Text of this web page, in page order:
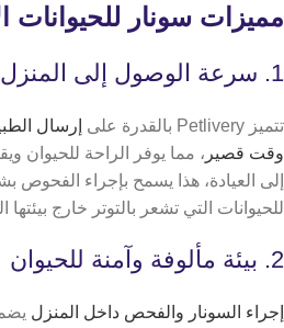
مميزات سونار للحيوانات
1. سرعة الوصول إلى المنزل
تتميز Petlivery بالقدرة على
إرسال
وقت قصير ، مما يوفر الراحة للحيوان
إلى العيادة، هذا يسمح بإجراء الفحوص
للحيوانات التي تشعر بالتوتر خارج بيئتها
2. بيئة مألوفة وآمنة للحيوان
إجراء السونار والفحص داخل المنزل